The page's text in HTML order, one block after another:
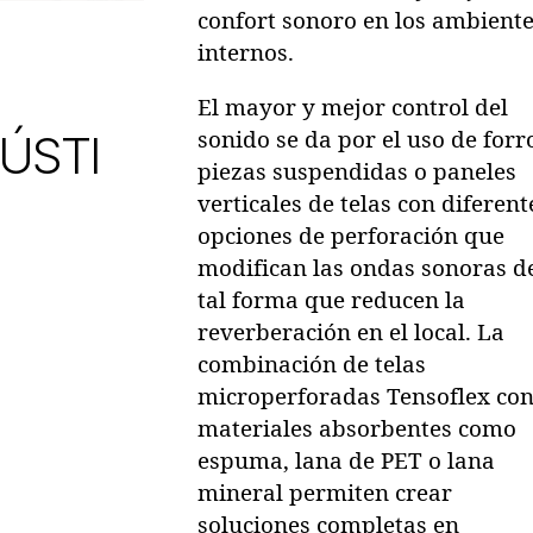
confort sonoro en los
internos.
El mayor y mejor control del
sonido se da por el uso de
piezas suspendidas o paneles
verticales de telas con
opciones de perforación que
modifican las ondas sonoras
tal forma que reducen la
reverberación en el local. La
combinación de telas
microperforadas Tensoflex
materiales absorbentes como
espuma, lana de PET o lana
mineral permiten crear
soluciones completas en